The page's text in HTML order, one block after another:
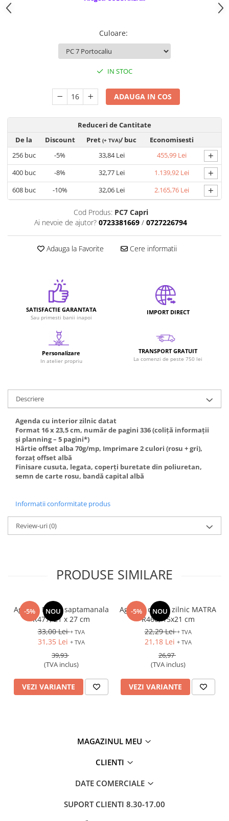
Culoare:
IN STOC
ADAUGA IN COS
Reduceri de Cantitate
De la
Discount Pret (+ TVA)/ buc
Economisesti
256buc -5% 33,84 Lei 455,99 Lei +
400buc -8% 32,77 Lei 1.139,92 Lei +
608buc -10% 32,06 Lei 2.165,76 Lei +
Cod Produs: PC7 Capri
Ai nevoie de ajutor? 0723381669 / 0727226794
Adauga la Favorite Cere informatii
SATISFACTIE GARANTATA
Sau primesti banii inapoi
IMPORT DIRECT
Personalizare
In atelier propriu
TRANSPORT GRATUIT
La comenzi de peste 750 lei
Descriere
Agenda cu interior zilnic datat
Format 16 x 23,5 cm, număr de pagini 336 (coliţă informaţii
și planning – 5 pagini*)
Hârtie offset alba 70g/mp, Imprimare 2 culori (rosu + gri),
forzaţ offset albă
Finisare cusuta, legata, coperţi buretate din poliuretan,
semn de carte rosu, bandă capital albă
Informatii conformitate produs
Review-uri(0)
PRODUSE SIMILARE
-5% NOU
Agenda Matra saptamanala
R477, 21 x 27 cm
33,00 Lei+ TVA
31,35 Lei + TVA
39,93
(TVA inclus)
VEZI VARIANTE
-5% NOU
Agenda datata zilnic MATRA
R460, 15x21 cm
22,29 Lei+ TVA
21,18 Lei + TVA
26,97
(TVA inclus)
VEZI VARIANTE
MAGAZINUL MEU
CLIENTI
DATE COMERCIALE
SUPORT CLIENTI 8.30-17.00